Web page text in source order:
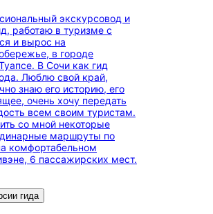
экскурсовод и
работаю в туризме с
и вырос на
в городе
В Сочи как гид
Люблю свой край,
знаю его историю, его
очень хочу передать
всем своим туристам.
со мной некоторые
маршруты по
комфортабельном
6 пассажирских мест.
гида